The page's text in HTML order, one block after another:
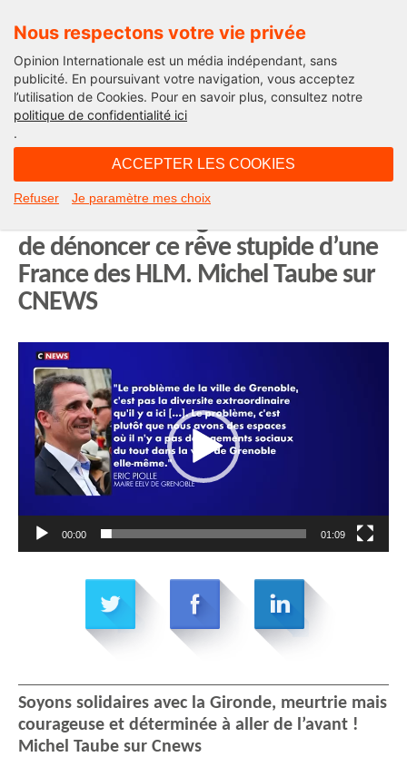
Nous respectons votre vie privée
Opinion Internationale est un média indépendant, sans
publicité. En poursuivant votre navigation, vous acceptez
l’utilisation de Cookies. Pour en savoir plus, consultez notre
politique de confidentialité ici
.
ACCEPTER LES COOKIES
Refuser Je paramètre mes choix
Edito
« Des ghettos de riches » selon Eric
de dénoncer ce rêve stupide d’une
France des HLM. Michel Taube sur
CNEWS
Lecteur
vidéo
00:00 01:09
Soyons solidaires avec la Gironde, meurtrie mais
courageuse et déterminée à aller de l’avant !
Michel Taube sur Cnews